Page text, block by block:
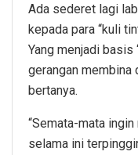
Ada sederet lagi
kepada para “kuli
Yang menjadi basis
gerangan membina
bertanya.
“Semata-mata
selama ini